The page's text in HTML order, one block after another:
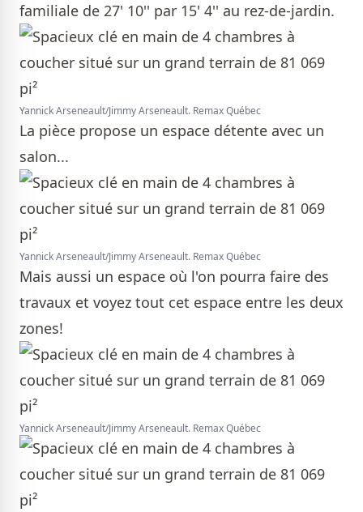
familiale de 27' 10'' par 15' 4'' au rez-de-jardin.
Yannick Arseneault/Jimmy Arseneault. Remax Québec
La pièce propose un espace détente avec un
salon...
Yannick Arseneault/Jimmy Arseneault. Remax Québec
Mais aussi un espace où l'on pourra faire des
travaux et voyez tout cet espace entre les deux
zones!
Yannick Arseneault/Jimmy Arseneault. Remax Québec